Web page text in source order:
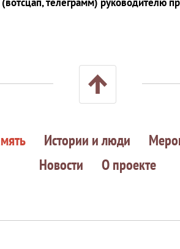
Истории и люди
Новости
О проекте